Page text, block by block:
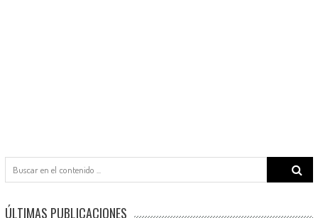
Search
for:
ÚLTIMAS PUBLICACIONES